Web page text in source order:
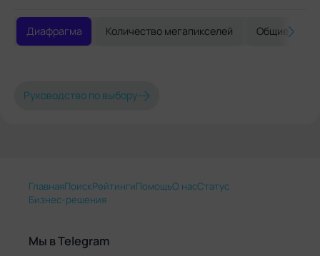
Диафрагма Количество мегапикселей Общие
Руководство по выбору
ГлавнаяПоискРейтингиПомощьО насСтатус
Бизнес-решения
Мы в Telegram